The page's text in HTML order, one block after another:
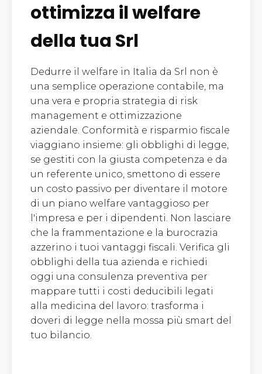
ottimizza il welfare
della tua Srl
Dedurre il welfare in Italia da Srl non è
una semplice operazione contabile, ma
una vera e propria strategia di risk
management e ottimizzazione
aziendale. Conformità e risparmio fiscale
viaggiano insieme: gli obblighi di legge,
se gestiti con la giusta competenza e da
un referente unico, smettono di essere
un costo passivo per diventare il motore
di un piano welfare vantaggioso per
l'impresa e per i dipendenti. Non lasciare
che la frammentazione e la burocrazia
azzerino i tuoi vantaggi fiscali. Verifica gli
obblighi della tua azienda e richiedi
oggi una consulenza preventiva per
mappare tutti i costi deducibili legati
alla medicina del lavoro: trasforma i
doveri di legge nella mossa più smart del
tuo bilancio.